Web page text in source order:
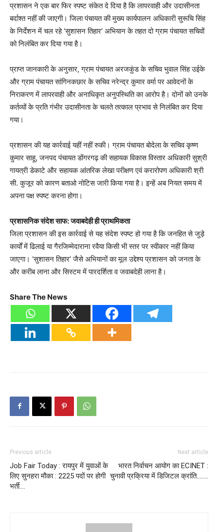
प्रशासन ने एक बार फिर स्पष्ट संकेत दे दिया है कि लापरवाही और उदासीनता
बर्दाश्त नहीं की जाएगी। जिला पंचायत की मुख्य कार्यपालन अधिकारी सुरूचि सिंह
के निर्देशन में चल रहे ‘सुशासन तिहार’ अभियान के तहत दो ग्राम पंचायत सचिवों
को निलंबित कर दिया गया है।
प्राप्त जानकारी के अनुसार, ग्राम पंचायत अरजकुंड के सचिव भुवाल सिंह उईके
और ग्राम पंचायत सांगिनकछार के सचिव नरेन्द्र कुमार वर्मा पर आवेदनों के
निराकरण में लापरवाही और अनाधिकृत अनुपस्थिति का आरोप है। दोनों को उनके
कर्तव्यों के प्रति गंभीर उदासीनता के चलते तत्काल प्रभाव से निलंबित कर दिया
गया।
प्रशासन की यह कार्रवाई यहीं नहीं रुकी। ग्राम पंचायत बोदेला के सचिव कृष्ण
कुमार साहू, जनपद पंचायत डोंगरगढ़ की सहायक विकास विस्तार अधिकारी सुश्री
गायत्री डेकाटे और सहायक आंतरिक लेखा परीक्षण एवं करारोपण अधिकारी श्री
सी. कुजूर को कारण बताओ नोटिस जारी किया गया है। इन्हें अब नियत समय में
अपना पक्ष स्पष्ट करना होगा।
प्रशासनिक संदेश साफ: जवाबदेही ही प्राथमिकता
जिला प्रशासन की इस कार्रवाई से यह संदेश स्पष्ट हो गया है कि जनहित से जुड़े
कार्यों में ढिलाई या गैरजिम्मेदाराना रवैया किसी भी स्तर पर स्वीकार नहीं किया
जाएगा। ‘सुशासन तिहार’ जैसे अभियानों का मूल उद्देश्य प्रशासन को जनता के
और करीब लाना और सिस्टम में पारदर्शिता व जवाबदेही लाना है।
Share The News
Previous article
Job Fair Today : रायपुर में युवाओं के
लिए सुनहरा मौका : 2225 पदों पर होगी
भर्ती….
Next article
भारत निर्वाचन आयोग का ECINET :
चुनावी प्रक्रिया में डिजिटल क्रांति……..